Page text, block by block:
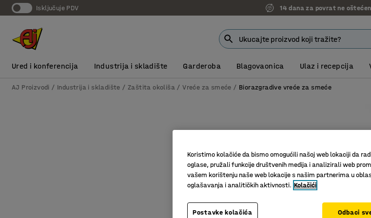
Isključuje PDV 14 dana za povrat ne
Ured i konferencija Industrija i skladište Garderoba Blagovaonica Ulaz i recepcija
AJ Proizvodi Industrija i skladište Zaštita okoliša Vreće za smeće Biorazgradive vreće za smeće
Koristimo kolačiće da bismo omogućili našoj web lokaciji da
oglase, pružali funkcije društvenih medija i analizirali web
vašem korištenju naše web lokacije s našim partnerima u
oglašavanja i analitičkih aktivnosti. Kolačići
Postavke kolačića Odbaci